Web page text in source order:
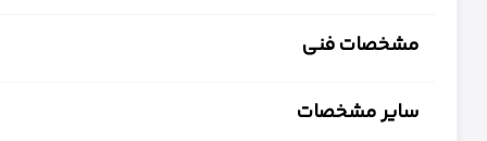
مشخصات فنی
سایر مشخصات